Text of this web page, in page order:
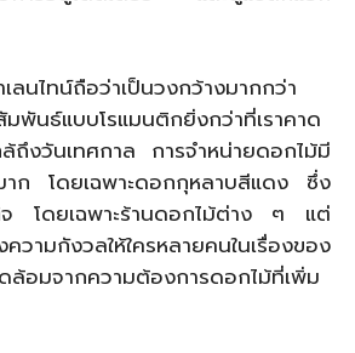
ลนไทน์ถือว่าเป็นวงกว้างมากกว่า
พันธ์แบบโรแมนติกยิ่งกว่าที่เราคาด
ล้ถึงวันเทศกาล การจำหน่ายดอกไม้มี
าก โดยเฉพาะดอกกุหลาบสีแดง ซึ่ง
โดยเฉพาะร้านดอกไม้ต่าง ๆ แต่
วามกังวลให้ใครหลายคนในเรื่องของ
ล้อมจากความต้องการดอกไม้ที่เพิ่ม